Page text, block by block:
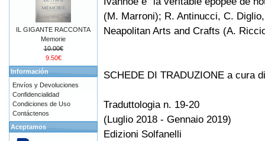
(M. Marroni); R. Antinucci, C.
Neapolitan Arts and Crafts (A.
SCHEDE DI TRADUZIONE a cura
Traduttologia n. 19-20
(Luglio 2018 - Gennaio 2019)
Edizioni Solfanelli
IL GIGANTE RACCONTA
Memorie
10.00€
9.50€
Información
Envíos y Devoluciones
Confidencialidad
Condiciones de Uso
Contáctenos
Aceptamos